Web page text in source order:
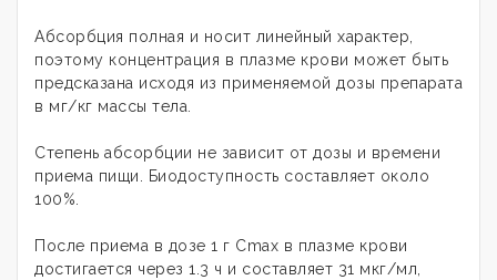
Абсорбция полная и носит линейный характер,
поэтому концентрация в плазме крови может быть
предсказана исходя из применяемой дозы препарата
в мг/кг массы тела.
Степень абсорбции не зависит от дозы и времени
приема пищи. Биодоступность составляет около
100%.
После приема в дозе 1 г Cmax в плазме крови
достигается через 1.3 ч и составляет 31 мкг/мл,